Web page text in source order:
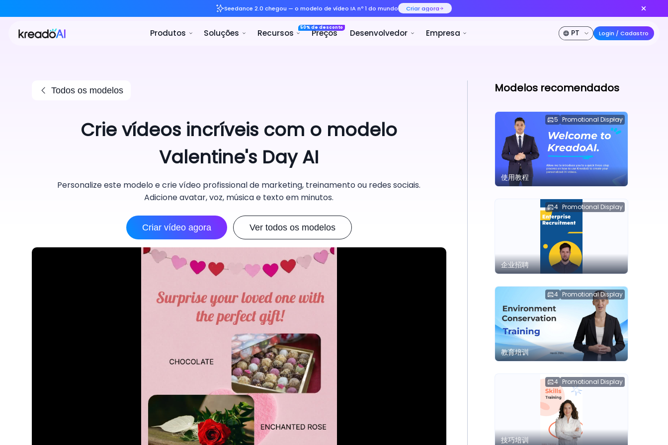
Seedance 2.0 chegou — o modelo de vídeo IA nº 1 do mundo
50% de desconto
Todos os modelos
Crie vídeos incríveis com o modelo
Valentine's Day AI
Personalize este modelo e crie vídeo profissional de marketing, treinamento ou redes sociais.
Adicione avatar, voz, música e texto em minutos.
Criar vídeo agora Ver todos os modelos
Modelos recomendados
5 Promotional Display
使用教程
4 Promotional Display
企业招聘
4 Promotional Display
教育培训
4 Promotional Display
技巧培训